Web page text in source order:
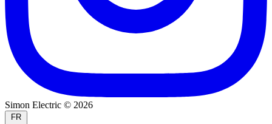
Simon Electric © 2026